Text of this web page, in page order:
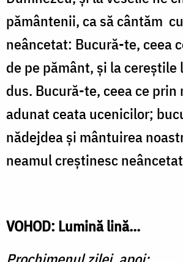
pământenii, ca să cântăm
neâncetat: Bucură-te, ceea
de pe pământ, şi la
dus. Bucură-te, ceea ce prin
adunat ceata ucenicilor;
nădejdea şi mântuirea
neamul creştinesc
VOHOD: Lumină lină...